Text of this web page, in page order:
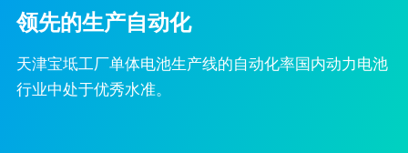
领先的生产自动化
天津宝坻工厂单体电池生产线的自动化率国内动力电池
行业中处于优秀水准。